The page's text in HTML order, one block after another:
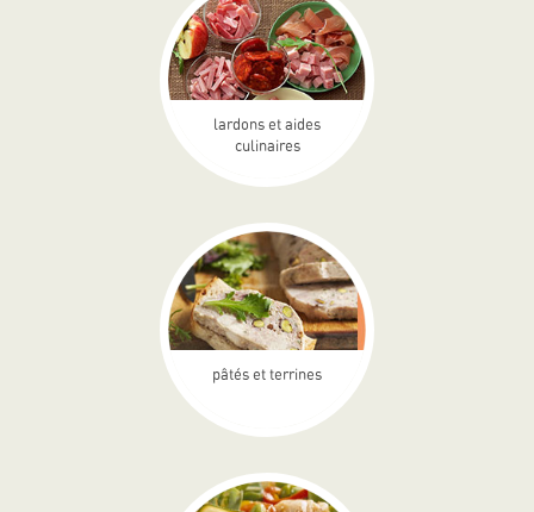
lardons et aides
culinaires
pâtés et terrines